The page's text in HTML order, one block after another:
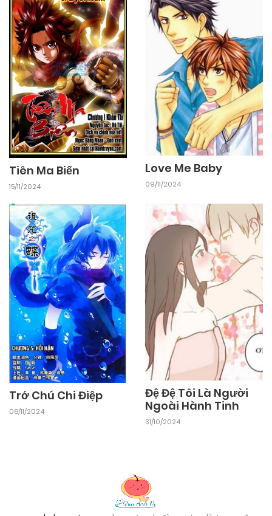
Tiên Ma Biến
15/11/2024
Love Me Baby
09/11/2024
Trớ Chú Chi Điệp
08/11/2024
Đệ Đệ Tôi Là Người
Ngoài Hành Tinh
31/10/2024